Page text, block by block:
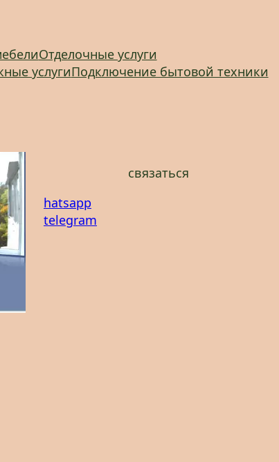
Отделочные услуги
услугиПодключение бытовой техники
связаться
hatsapp
telegram